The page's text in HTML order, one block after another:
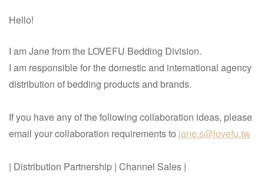
Hello!
I am Jane from the LOVEFU Bedding Division.
I am responsible for the domestic and international agency
distribution of bedding products and brands.
If you have any of the following collaboration ideas, please
email your collaboration requirements to jane.s@lovefu.tw
| Distribution Partnership | Channel Sales |